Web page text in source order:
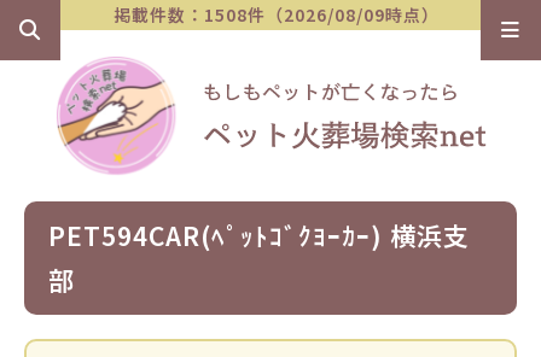
掲載件数：1508件（2026/08/09時点）
PET594CAR(ﾍﾟｯﾄｺﾞｸﾖｰｶｰ) 横浜支
部